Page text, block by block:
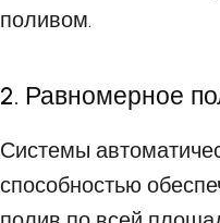
поливом.
2. Равномерное
Системы
способностью